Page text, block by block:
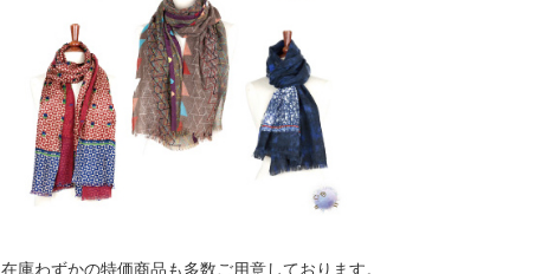
在庫わずかの特価商品も多数ご用意しております。